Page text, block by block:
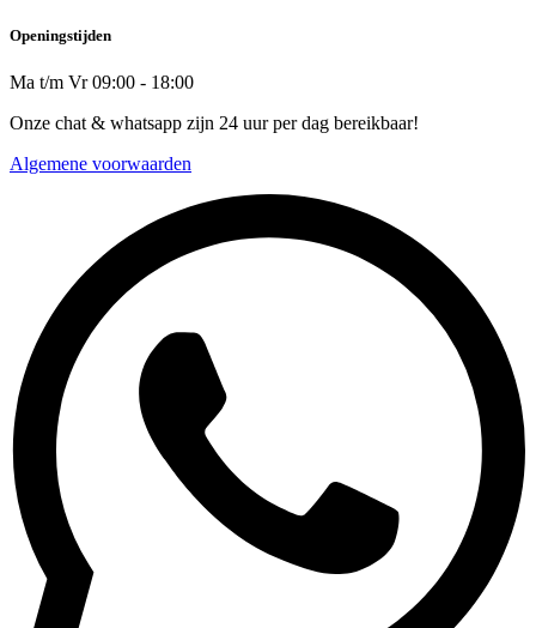
Openingstijden
Ma t/m Vr 09:00 - 18:00
Onze chat & whatsapp zijn 24 uur per dag bereikbaar!
Algemene voorwaarden